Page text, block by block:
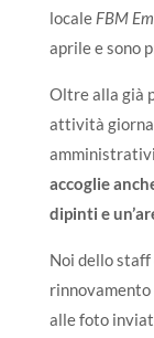
locale FBM
aprile e sono
Oltre alla già
attività
accoglie
dipinti e
Noi dello staff
rinnovamento
alle foto